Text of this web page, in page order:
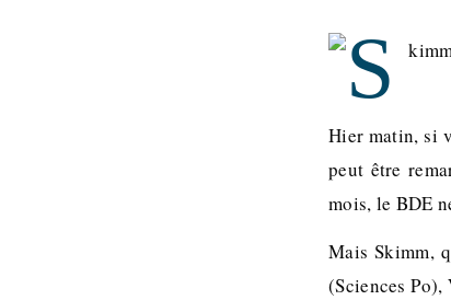
Hier matin, si
peut être
mois, le BDE
Mais Skimm,
(Sciences Po),